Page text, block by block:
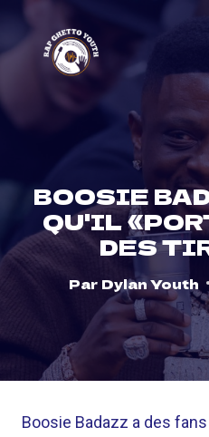
content
BOOSIE
QU'IL
DES
Par Dylan Youth
Boosie Badazz a des